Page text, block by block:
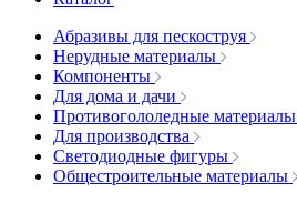
Абразивы для пескоструя
Нерудные материалы
Компоненты
Для дома и дачи
Противогололедные материалы
Для производства
Светодиодные фигуры
Общестроительные материалы